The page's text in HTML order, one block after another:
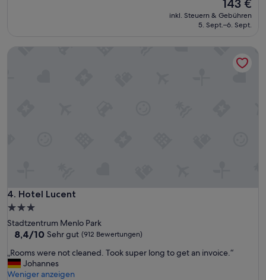
Bewertungen)
Preis
beträgt
143 €
inkl. Steuern & Gebühren
5. Sept.–6. Sept.
4. Hotel Lucent
Hotel Lucent
3.0-
Sterne-
Unterkunft
Stadtzentrum Menlo Park
8.4
10,
Sehr
gut,
8,4/10 Sehr gut (912 Bewertungen)
„
R
o
„Rooms were not cleaned. Took super long to get an invoice.“
Johannes
Weniger anzeigen